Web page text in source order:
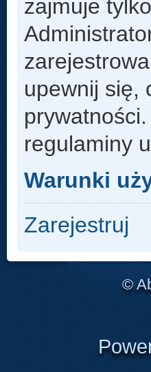
zajmuje
upewnij się,
regulaminy
Warunki
Zarejestruj
©